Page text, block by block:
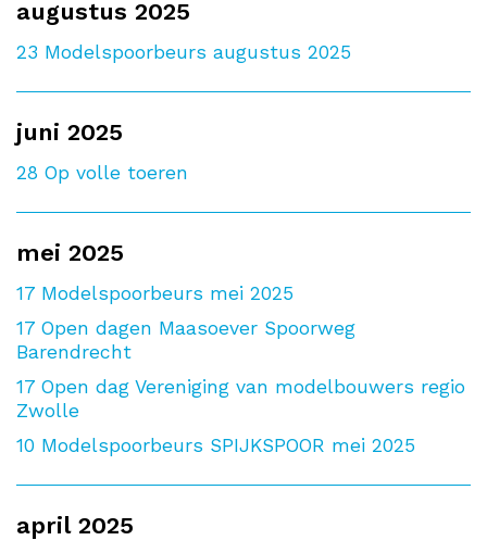
augustus 2025
23 Modelspoorbeurs augustus 2025
juni 2025
28 Op volle toeren
mei 2025
17 Modelspoorbeurs mei 2025
17 Open dagen Maasoever Spoorweg
Barendrecht
17 Open dag Vereniging van modelbouwers regio
Zwolle
10 Modelspoorbeurs SPIJKSPOOR mei 2025
april 2025